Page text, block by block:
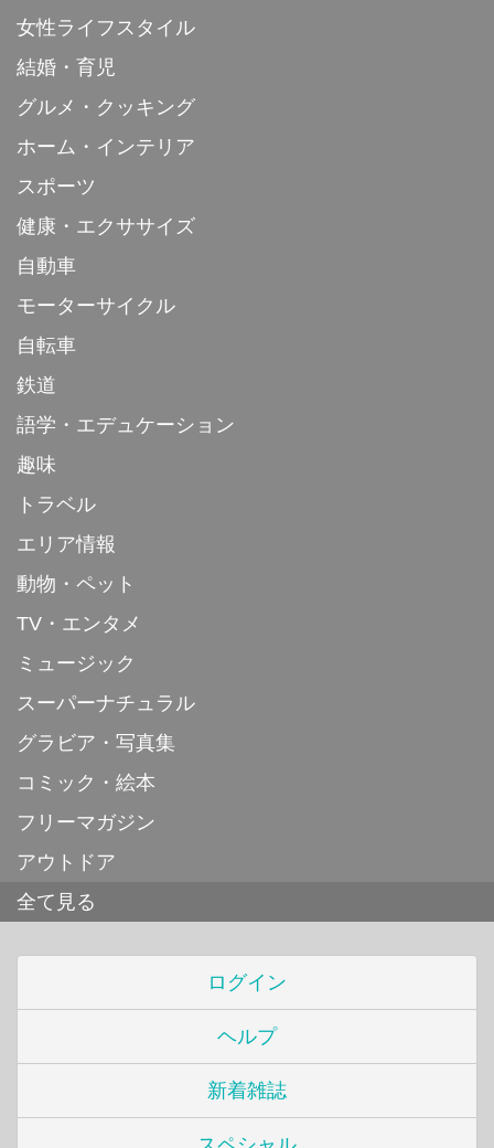
女性ライフスタイル
結婚・育児
グルメ・クッキング
ホーム・インテリア
スポーツ
健康・エクササイズ
自動車
モーターサイクル
自転車
鉄道
語学・エデュケーション
趣味
トラベル
エリア情報
動物・ペット
TV・エンタメ
ミュージック
スーパーナチュラル
グラビア・写真集
コミック・絵本
フリーマガジン
アウトドア
全て見る
ログイン
ヘルプ
新着雑誌